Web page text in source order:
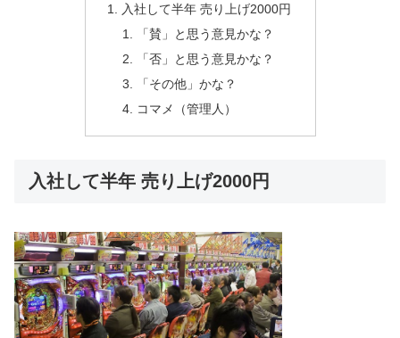
入社して半年 売り上げ2000円
「賛」と思う意見かな？
「否」と思う意見かな？
「その他」かな？
コマメ（管理人）
入社して半年 売り上げ2000円